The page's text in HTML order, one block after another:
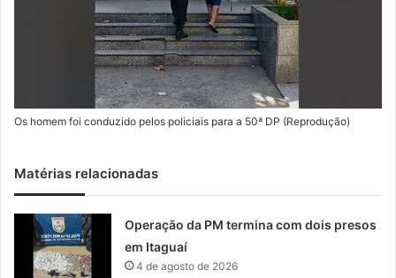
Os homem foi conduzido pelos policiais para a 50ª DP (Reprodução)
Matérias relacionadas
Operação da PM termina com dois presos
em Itaguaí
4 de agosto de 2026